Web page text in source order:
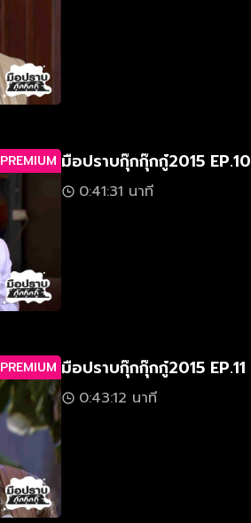
PREMIUM มือปราบกุ๊กกุ๊กกู๋2015 EP.10
0:41:31 นาที
PREMIUM มือปราบกุ๊กกุ๊กกู๋2015 EP.11
0:43:12 นาที